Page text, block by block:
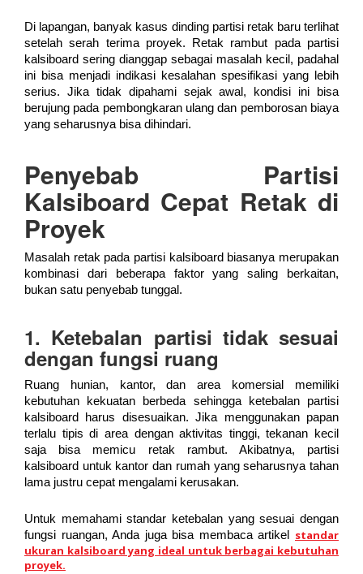
Di lapangan, banyak kasus dinding partisi retak baru terlihat
setelah serah terima proyek. Retak rambut pada partisi
kalsiboard sering dianggap sebagai masalah kecil, padahal
ini bisa menjadi indikasi kesalahan spesifikasi yang lebih
serius. Jika tidak dipahami sejak awal, kondisi ini bisa
berujung pada pembongkaran ulang dan pemborosan biaya
yang seharusnya bisa dihindari.
Penyebab Partisi
Kalsiboard Cepat Retak di
Proyek
Masalah retak pada partisi kalsiboard biasanya merupakan
kombinasi dari beberapa faktor yang saling berkaitan,
bukan satu penyebab tunggal.
1. Ketebalan partisi tidak sesuai
dengan fungsi ruang
Ruang hunian, kantor, dan area komersial memiliki
kebutuhan kekuatan berbeda sehingga ketebalan partisi
kalsiboard harus disesuaikan. Jika menggunakan papan
terlalu tipis di area dengan aktivitas tinggi, tekanan kecil
saja bisa memicu retak rambut. Akibatnya, partisi
kalsiboard untuk kantor dan rumah yang seharusnya tahan
lama justru cepat mengalami kerusakan.
Untuk memahami standar ketebalan yang sesuai dengan
fungsi ruangan, Anda juga bisa membaca artikel standar
ukuran kalsiboard yang ideal untuk berbagai kebutuhan
proyek.